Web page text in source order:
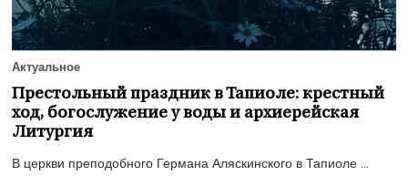
Актуальное
Престольный праздник в Тапиоле: крестный
ход, богослужение у воды и архиерейская
Литургия
В церкви преподобного Германа Аляскинского в Тапиоле ...